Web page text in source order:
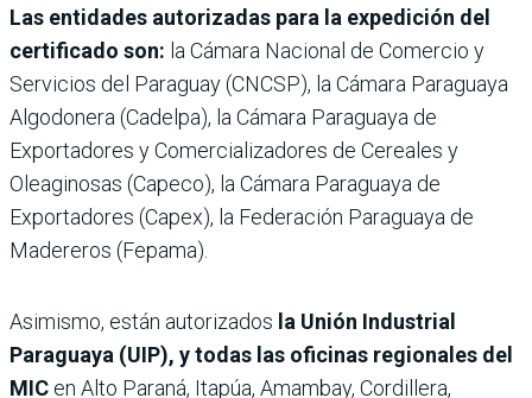
Las entidades autorizadas para la expedición del
certificado son: la Cámara Nacional de Comercio y
Servicios del Paraguay (CNCSP), la Cámara Paraguaya
Algodonera (Cadelpa), la Cámara Paraguaya de
Exportadores y Comercializadores de Cereales y
Oleaginosas (Capeco), la Cámara Paraguaya de
Exportadores (Capex), la Federación Paraguaya de
Madereros (Fepama).
Asimismo, están autorizados la Unión Industrial
Paraguaya (UIP), y todas las oficinas regionales del
MIC en Alto Paraná, Itapúa, Amambay, Cordillera,